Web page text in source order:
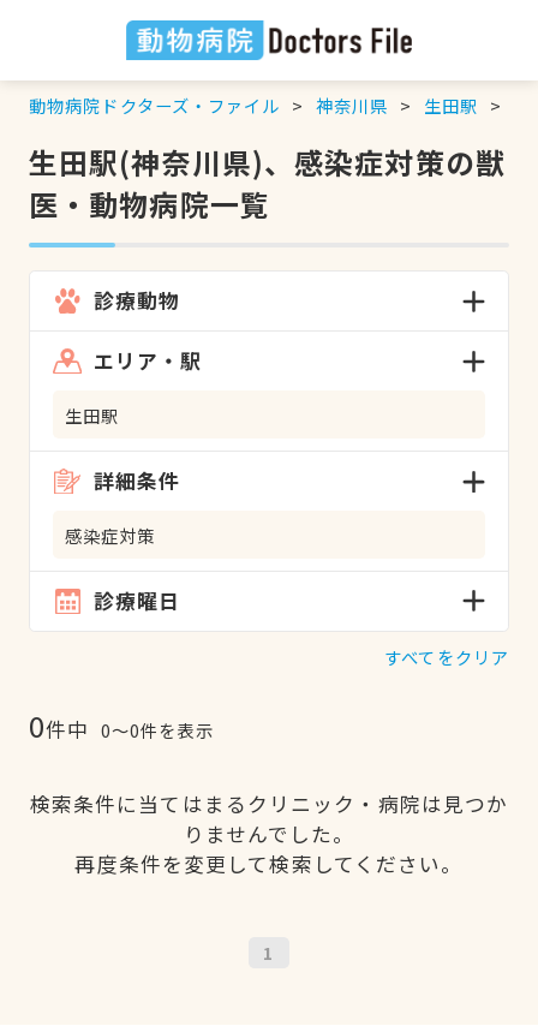
動物病院ドクターズ・ファイル 神奈川県 生田駅
生田駅(神奈川県)、感染症対策の獣
医・動物病院一覧
診療動物
エリア・駅
生田駅
詳細条件
感染症対策
診療曜日
すべてをクリア
0件中 0〜0件を表示
検索条件に当てはまるクリニック・病院は見つか
りませんでした。
再度条件を変更して検索してください。
1